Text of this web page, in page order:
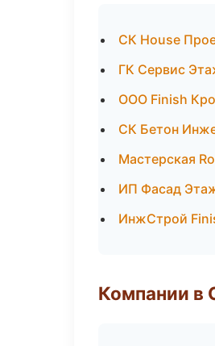
СК House
ГК Сервис
ООО Finish
СК Бетон
Мастерская
ИП Фасад
ИнжСтрой
Компании в